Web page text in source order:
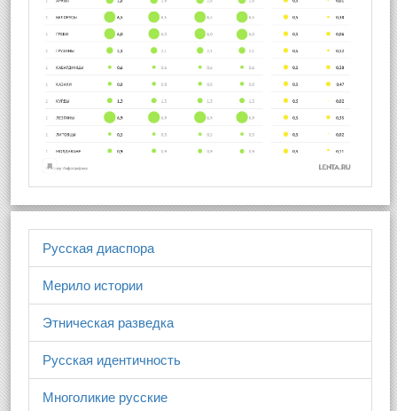
Русская диаспора
Мерило истории
Этническая разведка
Русская идентичность
Многоликие русские